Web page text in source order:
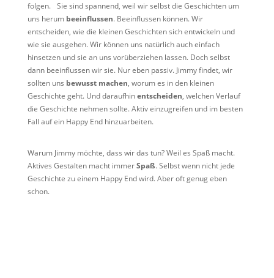
folgen. Sie sind spannend, weil wir selbst die Geschichten um
uns herum beeinflussen. Beeinflussen können. Wir
entscheiden, wie die kleinen Geschichten sich entwickeln und
wie sie ausgehen. Wir können uns natürlich auch einfach
hinsetzen und sie an uns vorüberziehen lassen. Doch selbst
dann beeinflussen wir sie. Nur eben passiv. Jimmy findet, wir
sollten uns bewusst machen, worum es in den kleinen
Geschichte geht. Und daraufhinentscheiden, welchen Verlauf
die Geschichte nehmen sollte. Aktiv einzugreifen und im besten
Fall auf ein Happy End hinzuarbeiten.
Warum Jimmy möchte, dass wir das tun? Weil es Spaß macht.
Aktives Gestalten macht immerSpaß. Selbst wenn nicht jede
Geschichte zu einem Happy End wird. Aber oft genug eben
schon.